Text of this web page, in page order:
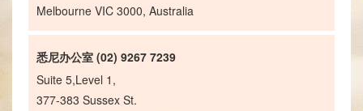
Melbourne VIC 3000, Australia
悉尼办公室 (02) 9267 7239
Suite 5,Level 1,
377-383 Sussex St.